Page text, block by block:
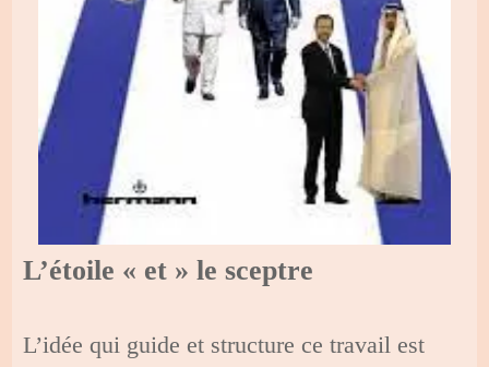
L’étoile « et » le sceptre
L’idée qui guide et structure ce travail est